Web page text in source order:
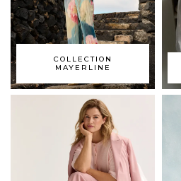
COLLECTION
MAYERLINE